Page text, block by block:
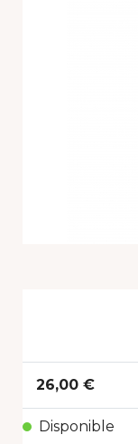
26,00 €
Disponible